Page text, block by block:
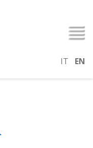
IT EN